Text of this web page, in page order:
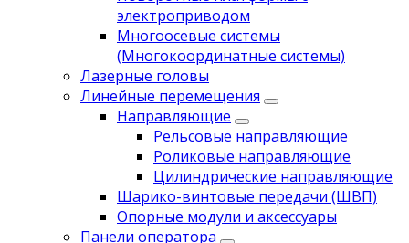
электроприводом
Многоосевые системы
(Многокоординатные системы)
Лазерные головы
Линейные перемещения
Направляющие
Рельсовые направляющие
Роликовые направляющие
Цилиндрические направляющие
Шарико-винтовые передачи (ШВП)
Опорные модули и аксессуары
Панели оператора